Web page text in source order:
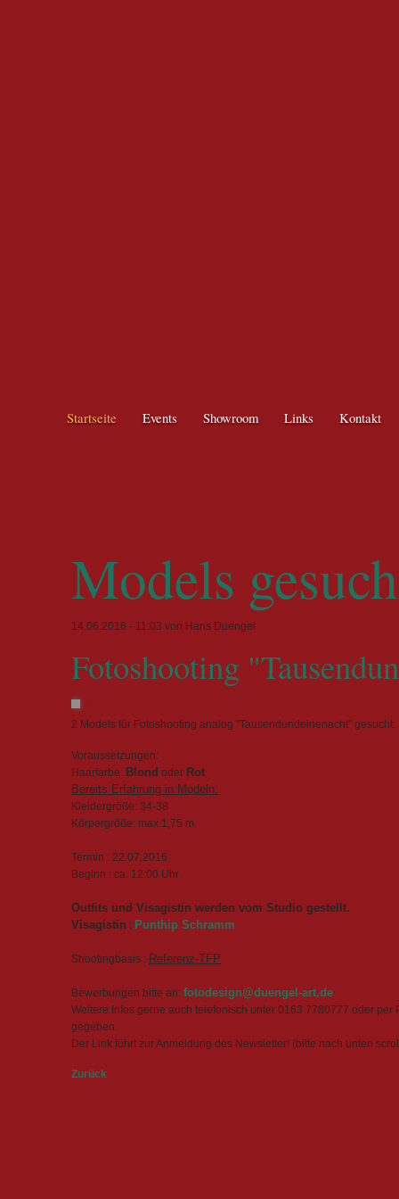
Navigation
überspringen
Startseite Events Showroom Links Kontakt
Models
14.06.2016 - 11:03 von Hans Duengel
Fotoshooting
2 Models für Fotoshooting analog "Tausendundeinenacht" gesucht.
Voraussetzungen:
Haarfarbe: Blond oder Rot
Bereits Erfahrung in Modeln.
Kleidergröße: 34-38
Körpergröße: max 1,75 m
Termin : 22.07.2016
Beginn : ca. 12:00 Uhr
Outfits und Visagistin werden vom Studio gestellt.
Visagistin : Punthip Schramm
Shootingbasis : Referenz-TFP
Bewerbungen bitte an: fotodesign@duengel-art.de
Weitere Infos gerne auch telefonisch unter 0163 7780777 oder
gegeben.
Der Link führt zur Anmeldung des Newsletter! (bitte nach unten
Zurück